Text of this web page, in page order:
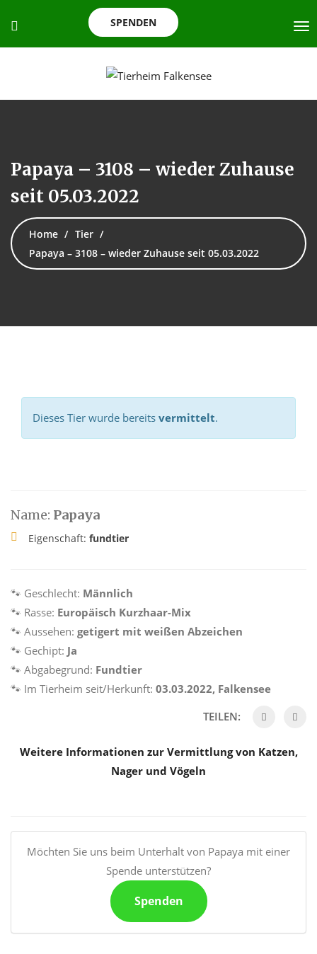
SPENDEN
Papaya – 3108 – wieder Zuhause
seit 05.03.2022
Home
Tier
Papaya – 3108 – wieder Zuhause seit 05.03.2022
Dieses Tier wurde bereits vermittelt.
Name: Papaya
Eigenschaft: fundtier
🐾 Geschlecht: Männlich
🐾 Rasse: Europäisch Kurzhaar-Mix
🐾 Aussehen: getigert mit weißen Abzeichen
🐾 Gechipt: Ja
🐾 Abgabegrund: Fundtier
🐾 Im Tierheim seit/Herkunft: 03.03.2022, Falkensee
TEILEN:
Weitere Informationen zur Vermittlung von Katzen,
Nager und Vögeln
Möchten Sie uns beim Unterhalt von Papaya mit einer
Spende unterstützen?
Spenden